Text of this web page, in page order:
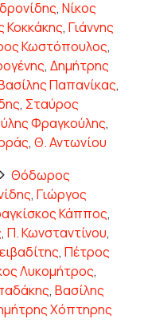
, Νίκος
Κοκκάκης, Γιάννης
Κωστόπουλος,
, Δημήτρης
Παπανίκας,
, Σταύρος
Φραγκούλης,
, Θ. Αντωνίου
Θόδωρος
, Γιώργος
Κάππος,
, Π. Κωνσταντίνου,
, Πέτρος
Λυκομήτρος,
, Βασίλης
Χόπτηρης